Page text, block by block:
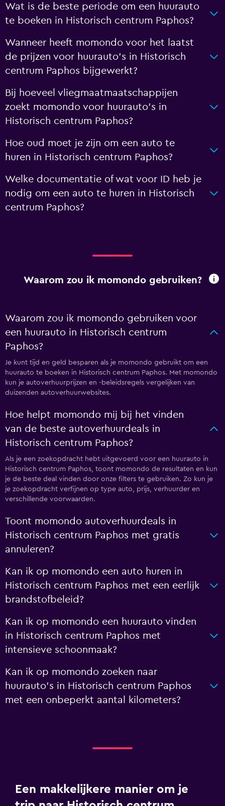
Wat is de beste periode om een huurauto
te boeken in Historisch centrum Paphos?
Wanneer heeft momondo voor het laatst
de prijzen voor huurauto's in Historisch
centrum Paphos bijgewerkt?
Bij hoeveel vliegmaatmaatschappijen
zoekt momondo voor huurauto's in
Historisch centrum Paphos?
Hoe oud moet je zijn om een auto te
huren in Historisch centrum Paphos?
Welke documentatie of wat voor ID heb je
nodig om een auto te huren in Historisch
centrum Paphos?
Waarom zou ik momondo gebruiken?
Waarom zou ik momondo gebruiken voor
een huurauto in Historisch centrum
Paphos?
Je kunt tijd en geld besparen als je momondo gebruikt om een
huurauto te boeken in Historisch centrum Paphos. Met momondo
kun je autoverhuurprijzen en -beleidsregels vergelijken van
duizenden autoverhuurwebsites.
Hoe helpt momondo mij bij het vinden
van de beste autoverhuurdeals in
Historisch centrum Paphos?
Als je een zoekopdracht hebt uitgevoerd voor een huurauto in
Historisch centrum Paphos, toont momondo de resultaten en kun
je de beste deal vinden door onze filters te gebruiken. Zo kun je
je zoekopdracht verfijnen op type auto, prijs, verhuurder en
verschillende voorwaarden.
Toont momondo autoverhuurdeals in
Historisch centrum Paphos met gratis
annuleren?
Kan ik op momondo een auto huren in
Historisch centrum Paphos met een eerlijk
brandstofbeleid?
Kan ik op momondo een huurauto vinden
in Historisch centrum Paphos met
intensieve schoonmaak?
Kan ik op momondo zoeken naar
huurauto's in Historisch centrum Paphos
met een onbeperkt aantal kilometers?
Een makkelijkere manier om je